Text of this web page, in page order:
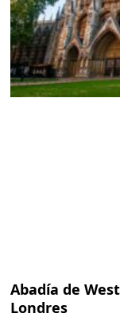
Abadía de
Londres